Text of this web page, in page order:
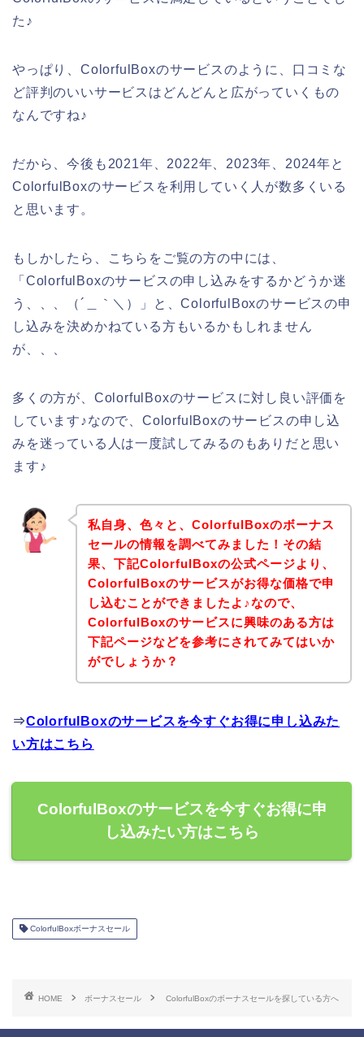
た♪
やっぱり、ColorfulBoxのサービスのように、口コミな
ど評判のいいサービスはどんどんと広がっていくもの
なんですね♪
だから、今後も2021年、2022年、2023年、2024年と
ColorfulBoxのサービスを利用していく人が数多くいる
と思います。
もしかしたら、こちらをご覧の方の中には、
「ColorfulBoxのサービスの申し込みをするかどうか迷
う、、、（´＿｀＼）」と、ColorfulBoxのサービスの申
し込みを決めかねている方もいるかもしれません
が、、、
多くの方が、ColorfulBoxのサービスに対し良い評価を
しています♪なので、ColorfulBoxのサービスの申し込
みを迷っている人は一度試してみるのもありだと思い
ます♪
私自身、色々と、ColorfulBoxのボーナス
セールの情報を調べてみました！その結
果、下記ColorfulBoxの公式ページより、
ColorfulBoxのサービスがお得な価格で申
し込むことができましたよ♪なので、
ColorfulBoxのサービスに興味のある方は
下記ページなどを参考にされてみてはいか
がでしょうか？
⇒ColorfulBoxのサービスを今すぐお得に申し込みた
い方はこちら
ColorfulBoxのサービスを今すぐお得に申
し込みたい方はこちら
ColorfulBoxボーナスセール
HOME ボーナスセール ColorfulBoxのボーナスセールを探している方へ